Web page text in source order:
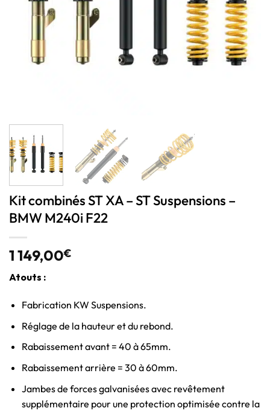
Kit combinés ST XA – ST Suspensions –
BMW M240i F22
1 149,00€
Atouts :
Fabrication KW Suspensions.
Réglage de la hauteur et du rebond.
Rabaissement avant = 40 à 65mm.
Rabaissement arrière = 30 à 60mm.
Jambes de forces galvanisées avec revêtement
supplémentaire pour une protection optimisée contre la